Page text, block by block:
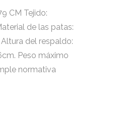
CM Tejido:
de las patas:
del respaldo:
Peso máximo
normativa